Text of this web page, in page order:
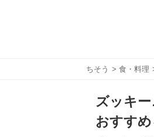
ちそう > 食・料理
ズッキ
おすすめ